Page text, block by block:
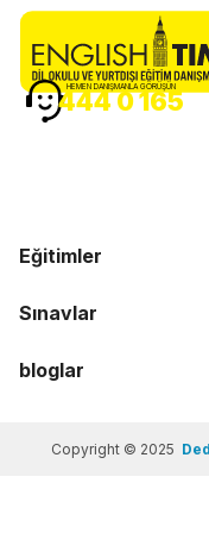
Eğitimler
Sınavlar
bloglar
HEMEN DANIŞMANLA GÖRÜŞÜN
444 0 165
Copyright © 2025